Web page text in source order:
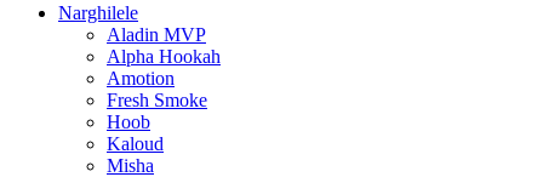
Narghilele
Aladin MVP
Alpha Hookah
Amotion
Fresh Smoke
Hoob
Kaloud
Misha